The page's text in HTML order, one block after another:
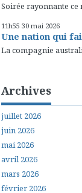
Soirée rayonnante ce
11h55 30 mai 2026
Une nation qui
La compagnie
Archives
juillet 2026
juin 2026
mai 2026
avril 2026
mars 2026
février 2026